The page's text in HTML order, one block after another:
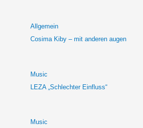
Allgemein
Cosima Kiby – mit anderen augen
Music
LEZA „Schlechter Einfluss“
Music